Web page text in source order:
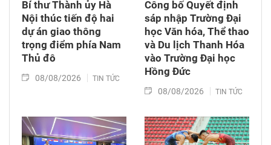
Bí thư Thành ủy Hà
Nội thúc tiến độ hai
dự án giao thông
trọng điểm phía Nam
Thủ đô
08/08/2026 TIN TỨC
Công bố Quyết định
sáp nhập Trường Đại
học Văn hóa, Thể thao
và Du lịch Thanh Hóa
vào Trường Đại học
Hồng Đức
08/08/2026 TIN TỨC